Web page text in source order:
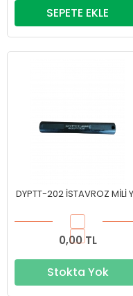
SEPETE EKLE
DYPTT-202 İSTAVROZ MİLİ
0,00 TL
Stokta Yok